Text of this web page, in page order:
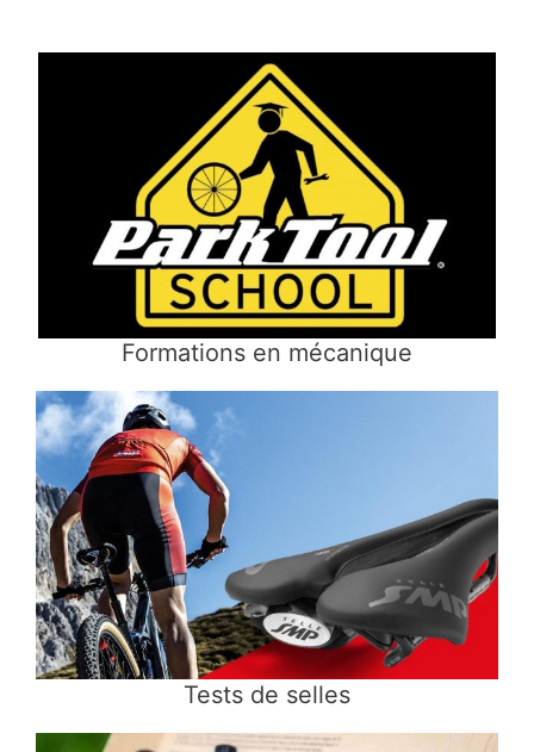
Formations en mécanique
Tests de selles